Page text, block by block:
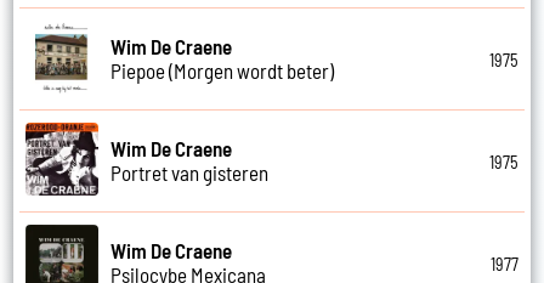
Wim De Craene
Piepoe (Morgen wordt beter)
1975
Wim De Craene
Portret van gisteren
1975
Wim De Craene
Psilocybe Mexicana
1977